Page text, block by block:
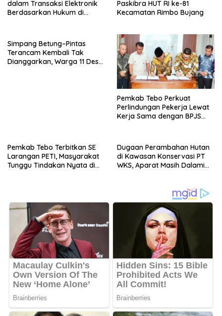
dalam Transaksi Elektronik
Berdasarkan Hukum di
Paskibra HUT RI ke-81
Kecamatan Rimbo Bujang
Simpang Betung–Pintas
Terancam Kembali Tak
Dianggarkan, Warga 11 Desa
Pemkab Tebo Perkuat
Perlindungan Pekerja Lewat
Kerja Sama dengan BPJS
Pemkab Tebo Terbitkan SE
Larangan PETI, Masyarakat
Tunggu Tindakan Nyata di
Dugaan Perambahan Hutan
di Kawasan Konservasi PT
WKS, Aparat Masih Dalami